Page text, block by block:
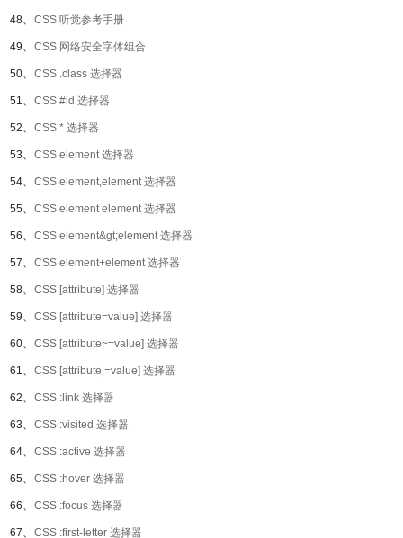
48、 CSS 听觉参考手册
49、 CSS 网络安全字体组合
50、 CSS .class 选择器
51、 CSS #id 选择器
52、 CSS * 选择器
53、 CSS element 选择器
54、 CSS element,element 选择器
55、 CSS element element 选择器
56、 CSS element&gt;element 选择器
57、 CSS element+element 选择器
58、 CSS [attribute] 选择器
59、 CSS [attribute=value] 选择器
60、 CSS [attribute~=value] 选择器
61、 CSS [attribute|=value] 选择器
62、 CSS :link 选择器
63、 CSS :visited 选择器
64、 CSS :active 选择器
65、 CSS :hover 选择器
66、 CSS :focus 选择器
67、 CSS :first-letter 选择器